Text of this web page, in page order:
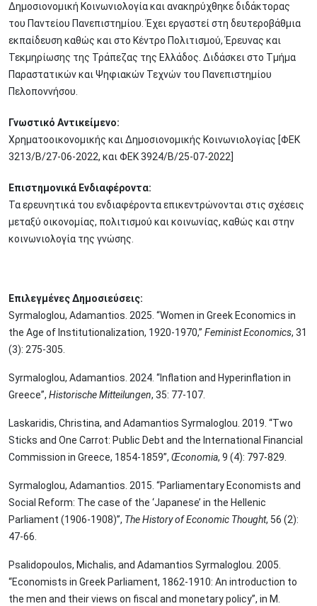
Δημοσιονομική Κοινωνιολογία και ανακηρύχθηκε διδάκτορας
του Παντείου Πανεπιστημίου. Έχει εργαστεί στη δευτεροβάθμια
εκπαίδευση καθώς και στο Κέντρο Πολιτισμού, Έρευνας και
Τεκμηρίωσης της Τράπεζας της Ελλάδος. Διδάσκει στο Τμήμα
Παραστατικών και Ψηφιακών Τεχνών του Πανεπιστημίου
Πελοποννήσου.
Γνωστικό Αντικείμενο:
Χρηματοοικονομικής και Δημοσιονομικής Κοινωνιολογίας [ΦΕΚ
3213/Β/27-06-2022, και ΦΕΚ 3924/Β/25-07-2022]
Επιστημονικά Ενδιαφέροντα:
Τα ερευνητικά του ενδιαφέροντα επικεντρώνονται στις σχέσεις
μεταξύ οικονομίας, πολιτισμού και κοινωνίας, καθώς και στην
κοινωνιολογία της γνώσης.
Επιλεγμένες Δημοσιεύσεις:
Syrmaloglou, Adamantios. 2025. “Women in Greek Economics in
the Age of Institutionalization, 1920-1970,” Feminist Economics, 31
(3): 275-305.
Syrmaloglou, Adamantios. 2024. “Inflation and Hyperinflation in
Greece”, Historische Mitteilungen, 35: 77-107.
Laskaridis, Christina, and Adamantios Syrmaloglou. 2019. “Two
Sticks and One Carrot: Public Debt and the International Financial
Commission in Greece, 1854-1859”, Œconomia, 9 (4): 797-829.
Syrmaloglou, Adamantios. 2015. “Parliamentary Economists and
Social Reform: The case of the ‘Japanese’ in the Hellenic
Parliament (1906-1908)”, The History of Economic Thought, 56 (2):
47-66.
Psalidopoulos, Michalis, and Adamantios Syrmaloglou. 2005.
“Economists in Greek Parliament, 1862-1910: An introduction to
the men and their views on fiscal and monetary policy”, in M.